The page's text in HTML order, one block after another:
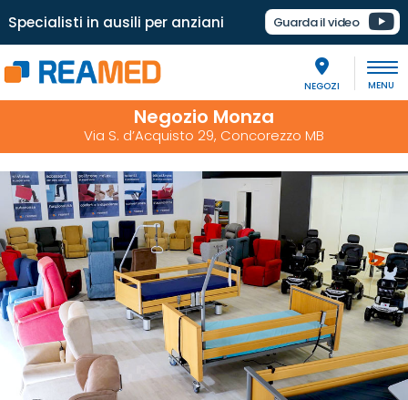
Specialisti in ausili per anziani Guarda il video
NEGOZI
Negozio Monza
Via S. d’Acquisto 29, Concorezzo MB